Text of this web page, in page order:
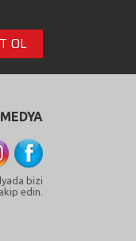
bizi
edin.